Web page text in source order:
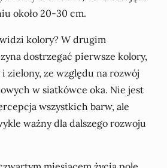
około 20-30 cm.
kolory? W drugim
dostrzegać pierwsze kolory,
zielony, ze względu na rozwój
w siatkówce oka. Nie jest
wszystkich barw, ale
ważny dla dalszego rozwoju